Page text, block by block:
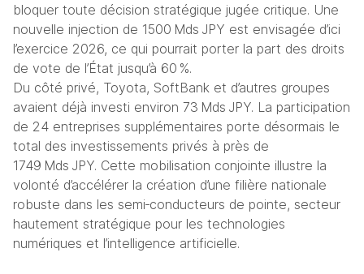
bloquer toute décision stratégique jugée critique. Une
nouvelle injection de 1500 Mds JPY est envisagée d’ici
l’exercice 2026, ce qui pourrait porter la part des droits
de vote de l’État jusqu’à 60 %.
Du côté privé, Toyota, SoftBank et d’autres groupes
avaient déjà investi environ 73 Mds JPY. La participation
de 24 entreprises supplémentaires porte désormais le
total des investissements privés à près de
1749 Mds JPY. Cette mobilisation conjointe illustre la
volonté d’accélérer la création d’une filière nationale
robuste dans les semi‑conducteurs de pointe, secteur
hautement stratégique pour les technologies
numériques et l’intelligence artificielle.